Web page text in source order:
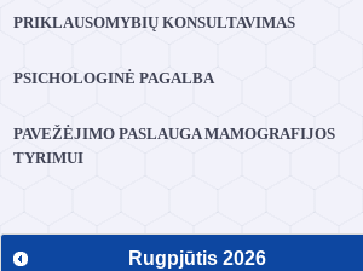
PRIKLAUSOMYBIŲ KONSULTAVIMAS
PSICHOLOGINĖ PAGALBA
PAVEŽĖJIMO PASLAUGA MAMOGRAFIJOS
TYRIMUI
Rugpjūtis 2026